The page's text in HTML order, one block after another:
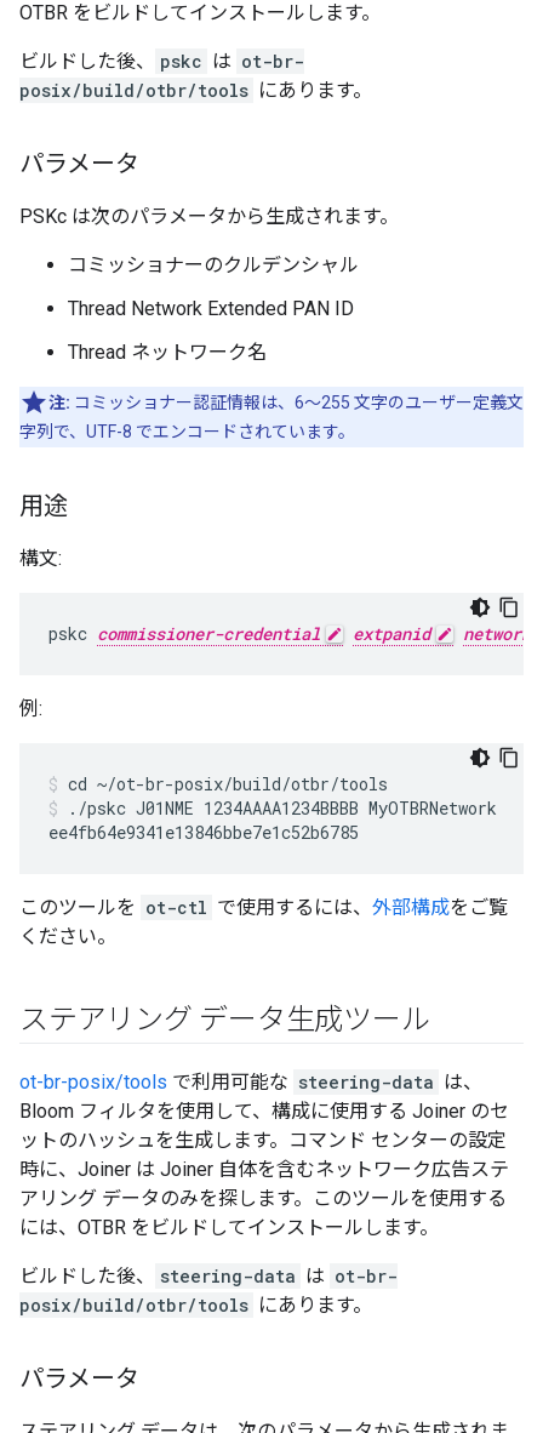
OTBR をビルドしてインストールします。
ビルドした後、 pskc は ot-br-
posix/build/otbr/tools にあります。
パラメータ
PSKc は次のパラメータから生成されます。
コミッショナーのクルデンシャル
Thread Network Extended PAN ID
Thread ネットワーク名
注: コミッショナー認証情報は、6～255 文字のユーザー定義文
字列で、UTF-8 でエンコードされています。
用途
構文:
pskc commissioner-credential extpanid network-
例:
cd ~/ot-br-posix/build/otbr/tools
./pskc J01NME 1234AAAA1234BBBB MyOTBRNetwork
このツールを ot-ctl で使用するには、 外部構成をご覧
ください。
ステアリング データ生成ツール
ot-br-posix/tools で利用可能な steering-data は、
Bloom フィルタを使用して、構成に使用する Joiner のセ
ットのハッシュを生成します。コマンド センターの設定
時に、Joiner は Joiner 自体を含むネットワーク広告ステ
アリング データのみを探します。このツールを使用する
には、OTBR をビルドしてインストールします。
ビルドした後、 steering-data は ot-br-
posix/build/otbr/tools にあります。
パラメータ